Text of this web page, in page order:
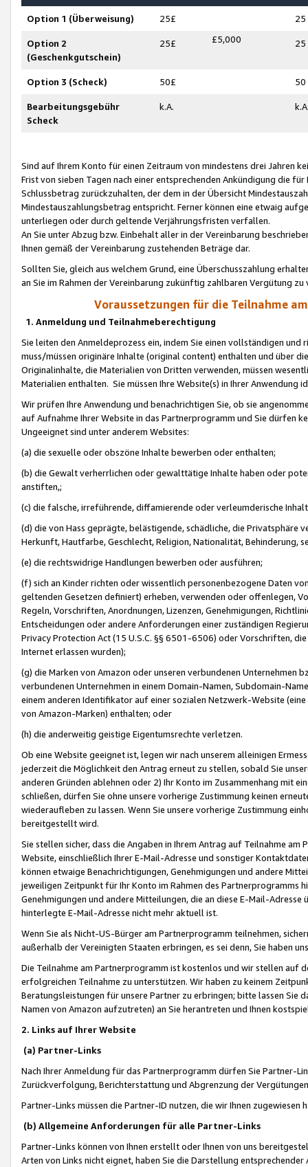
Option 1 (Überweisung) 25£ 25
Option 2
(Geschenkgutschein)
25£ £5,000 25
Option 3 (Scheck) 50£ 50
Bearbeitungsgebühr
Scheck
k.A.
Sind auf Ihrem Konto für einen Zeitraum von mindestens drei Jahren
Frist von sieben Tagen nach einer entsprechenden Ankündigung die
Schlussbetrag zurückzuhalten, der dem in der Übersicht
Mindestauszahlungsbetrag entspricht. Ferner können eine etwaig
unterliegen oder durch geltende Verjährungsfristen verfallen.
An Sie unter Abzug bzw. Einbehalt aller in der Vereinbarung
Ihnen gemäß der Vereinbarung zustehenden Beträge dar.
Sollten Sie, gleich aus welchem Grund, eine Überschusszahlung
an Sie im Rahmen der Vereinbarung zukünftig zahlbaren Vergütung zu
Voraussetzungen für die Teilnahme
1. Anmeldung und Teilnahmeberechtigung
Sie leiten den Anmeldeprozess ein, indem Sie einen vollständigen
muss/müssen originäre Inhalte (original content) enthalten und über
Originalinhalte, die Materialien von Dritten verwenden, müssen
Materialien enthalten. Sie müssen Ihre Website(s) in Ihrer Anwendung
Wir prüfen Ihre Anwendung und benachrichtigen Sie, ob sie
auf Aufnahme Ihrer Website in das Partnerprogramm und Sie dürfen
Ungeeignet sind unter anderem Websites:
(a) die sexuelle oder obszöne Inhalte bewerben oder enthalten;
(b) die Gewalt verherrlichen oder gewalttätige Inhalte haben oder
anstiften,;
(c) die falsche, irreführende, diffamierende oder verleumderische
(d) die von Hass geprägte, belästigende, schädliche, die Privatsphäre
Herkunft, Hautfarbe, Geschlecht, Religion, Nationalität, Behinderung,
(e) die rechtswidrige Handlungen bewerben oder ausführen;
(f) sich an Kinder richten oder wissentlich personenbezogene Daten
geltenden Gesetzen definiert) erheben, verwenden oder offenlegen,
Regeln, Vorschriften, Anordnungen, Lizenzen, Genehmigungen,
Entscheidungen oder andere Anforderungen einer zuständigen
Privacy Protection Act (15 U.S.C. §§ 6501-6506) oder Vorschriften,
Internet erlassen wurden);
(g) die Marken von Amazon oder unseren verbundenen Unternehmen
verbundenen Unternehmen in einem Domain-Namen, Subdomain-
einem anderen Identifikator auf einer sozialen Netzwerk-Website
von Amazon-Marken) enthalten; oder
(h) die anderweitig geistige Eigentumsrechte verletzen.
Ob eine Website geeignet ist, legen wir nach unserem alleinigen
jederzeit die Möglichkeit den Antrag erneut zu stellen, sobald Sie
anderen Gründen ablehnen oder 2) Ihr Konto im Zusammenhang mit
schließen, dürfen Sie ohne unsere vorherige Zustimmung keinen
wiederaufleben zu lassen. Wenn Sie unsere vorherige Zustimmung
bereitgestellt wird.
Sie stellen sicher, dass die Angaben in Ihrem Antrag auf Teilnahme
Website, einschließlich Ihrer E-Mail-Adresse und sonstiger
können etwaige Benachrichtigungen, Genehmigungen und andere
jeweiligen Zeitpunkt für Ihr Konto im Rahmen des Partnerprogramms
Genehmigungen und andere Mitteilungen, die an diese E-Mail-
hinterlegte E-Mail-Adresse nicht mehr aktuell ist.
Wenn Sie als Nicht-US-Bürger am Partnerprogramm teilnehmen,
außerhalb der Vereinigten Staaten erbringen, es sei denn, Sie haben
Die Teilnahme am Partnerprogramm ist kostenlos und wir stellen auf
erfolgreichen Teilnahme zu unterstützen. Wir haben zu keinem
Beratungsleistungen für unsere Partner zu erbringen; bitte lassen Sie
Namen von Amazon aufzutreten) an Sie herantreten und Ihnen
2. Links auf Ihrer Website
(a) Partner-Links
Nach Ihrer Anmeldung für das Partnerprogramm dürfen Sie Partner-
Zurückverfolgung, Berichterstattung und Abgrenzung der
Partner-Links müssen die Partner-ID nutzen, die wir Ihnen zugewiesen
(b) Allgemeine Anforderungen für alle Partner-Links
Partner-Links können von Ihnen erstellt oder Ihnen von uns
Arten von Links nicht eignet, haben Sie die Darstellung